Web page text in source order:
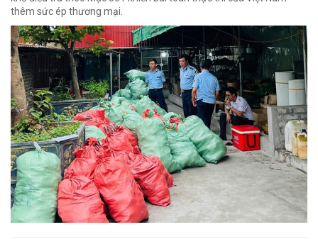
thêm sức ép thương mại.